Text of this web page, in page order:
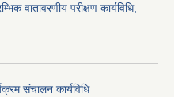
वातावरणीय परीक्षण कार्यविधि,
संचालन कार्यविधि